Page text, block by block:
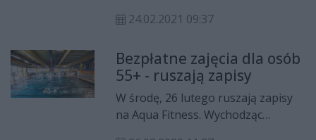
korekcyjno–kompensacyjnych dla
24.02.2021 09:37
Bezpłatne zajęcia dla osób
55+ - ruszają zapisy
W środę, 26 lutego ruszają zapisy
na Aqua Fitness. Wychodząc